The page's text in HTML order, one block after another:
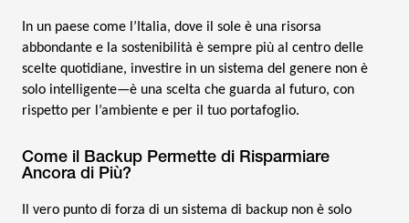
In un paese come l’Italia, dove il sole è una risorsa
abbondante e la sostenibilità è sempre più al centro delle
scelte quotidiane, investire in un sistema del genere non è
solo intelligente—è una scelta che guarda al futuro, con
rispetto per l’ambiente e per il tuo portafoglio.
Come il Backup Permette di Risparmiare
Ancora di Più?
Il vero punto di forza di un sistema di backup non è solo